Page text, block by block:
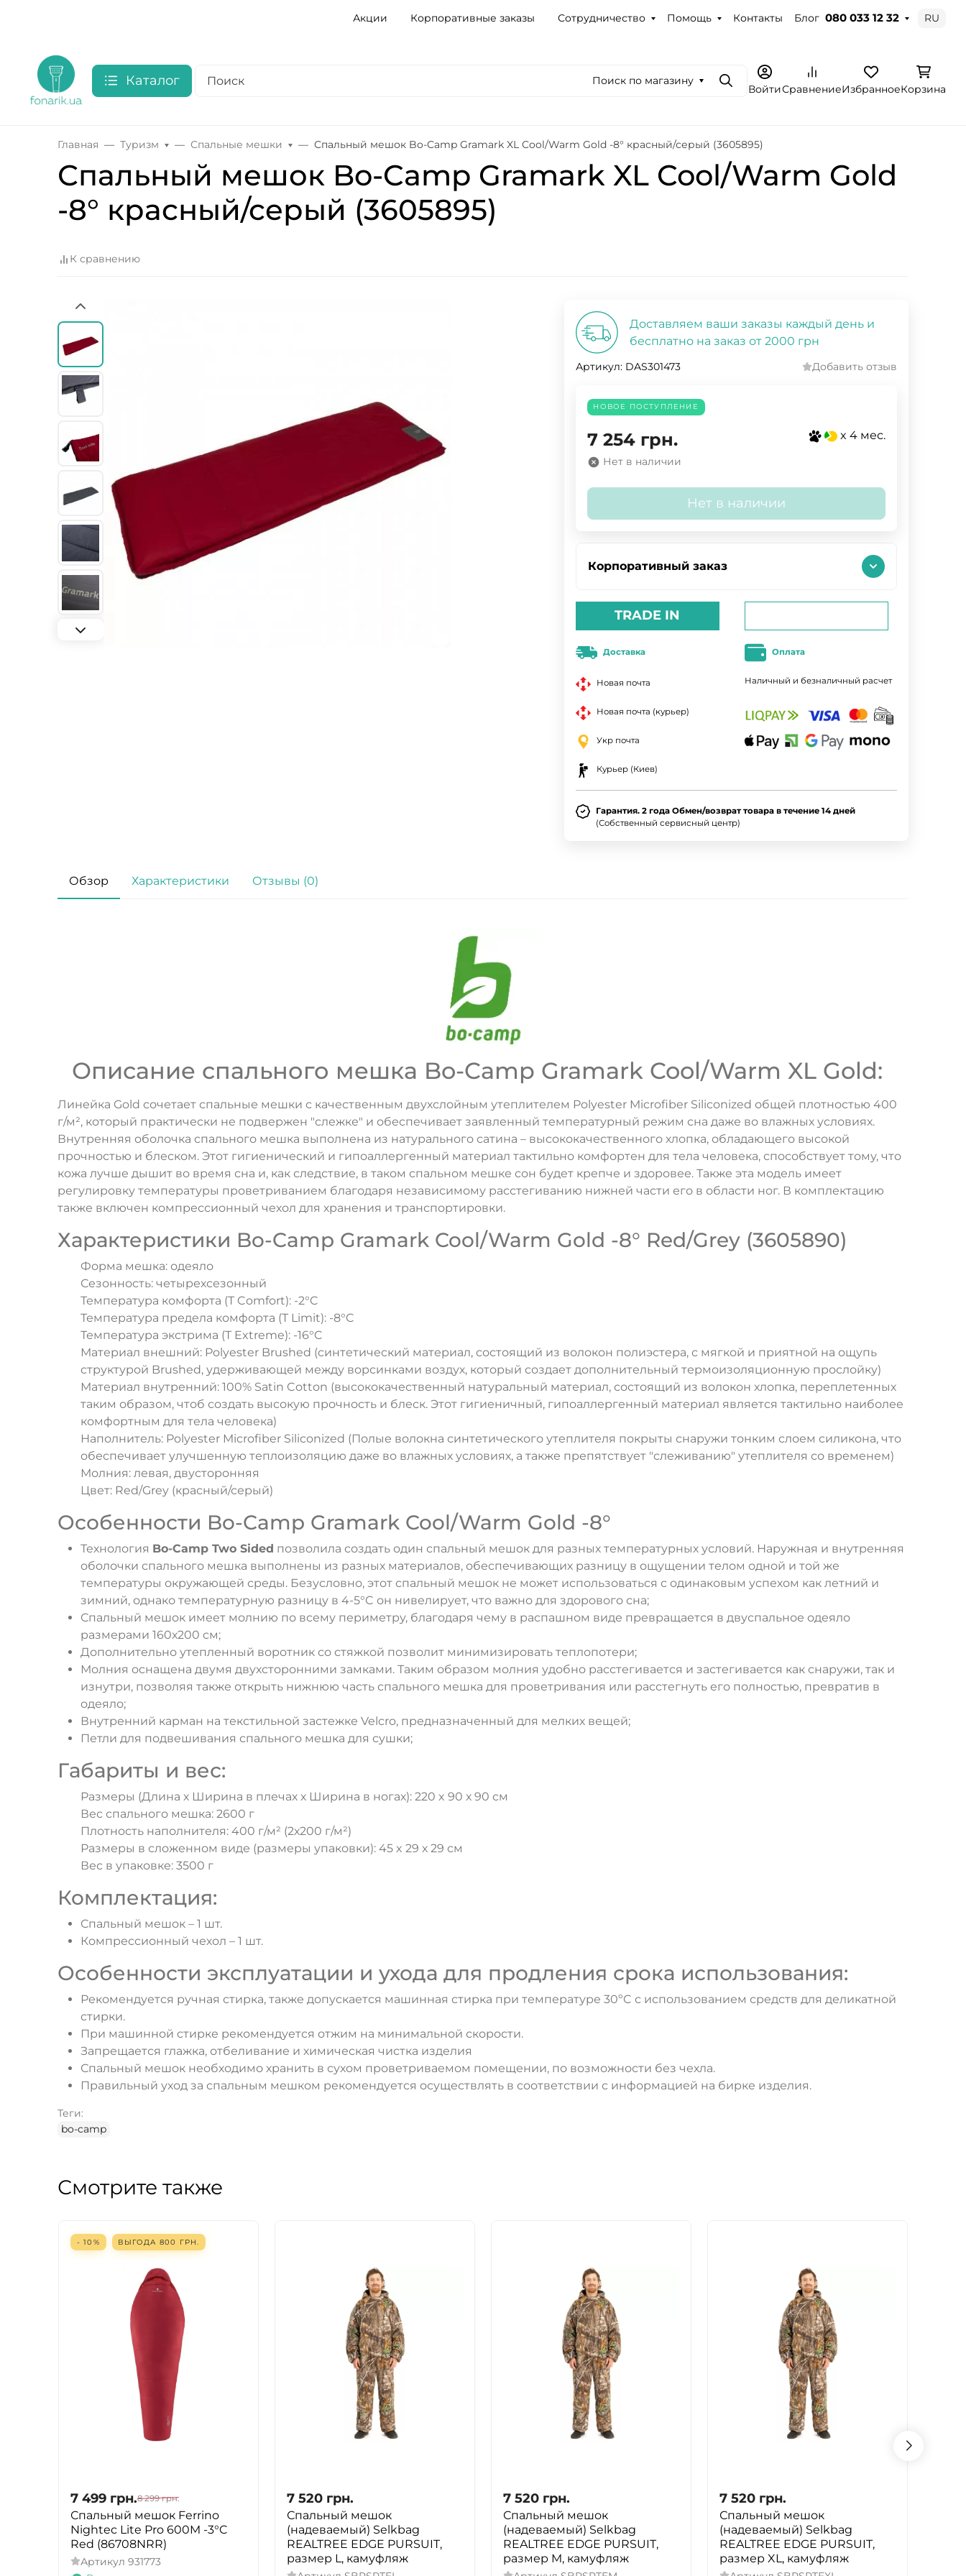
Акции Корпоративные заказы Сотрудничество Помощь Контакты Блог 080 033 12 32 RU
Каталог Поиск по магазину
ПоискВойтиСравнениеИзбранноеКорзина
Главная Туризм Спальные мешки Спальный мешок Bo-Camp Gramark XL Cool/Warm Gold -8° красный/серый (3605895)
Спальный мешок Bo-Camp Gramark XL Cool/Warm Gold
-8° красный/серый (3605895)
К сравнению
Доставляем ваши заказы каждый день и
бесплатно на заказ от 2000 грн
Артикул: DAS301473 Добавить отзыв
НОВОЕ ПОСТУПЛЕНИЕ
7 254 грн. x 4 мес.
Нет в наличии
Нет в наличии
Корпоративный заказ
TRADE IN
Доставка
Новая почта
Новая почта (курьер)
Укр почта
Курьер (Киев)
Оплата
Наличный и безналичный расчет
Гарантия. 2 года Обмен/возврат товара в течение 14 дней
(Собственный сервисный центр)
Обзор Характеристики Отзывы (0)
Описание спального мешка Bo-Camp Gramark Cool/Warm XL Gold:
Линейка Gold сочетает спальные мешки с качественным двухслойным утеплителем Polyester Microfiber Siliconized общей плотностью 400
г/м², который практически не подвержен "слежке" и обеспечивает заявленный температурный режим сна даже во влажных условиях.
Внутренняя оболочка спального мешка выполнена из натурального сатина – высококачественного хлопка, обладающего высокой
прочностью и блеском. Этот гигиенический и гипоаллергенный материал тактильно комфортен для тела человека, способствует тому, что
кожа лучше дышит во время сна и, как следствие, в таком спальном мешке сон будет крепче и здоровее. Также эта модель имеет
регулировку температуры проветриванием благодаря независимому расстегиванию нижней части его в области ног. В комплектацию
также включен компрессионный чехол для хранения и транспортировки.
Характеристики Bo-Camp Gramark Cool/Warm Gold -8° Red/Grey (3605890)
Форма мешка: одеяло
Сезонность: четырехсезонный
Температура комфорта (T Comfort): -2°C
Температура предела комфорта (T Limit): -8°C
Температура экстрима (T Extreme): -16°C
Материал внешний: Polyester Brushed (синтетический материал, состоящий из волокон полиэстера, с мягкой и приятной на ощупь
структурой Brushed, удерживающей между ворсинками воздух, который создает дополнительный термоизоляционную прослойку)
Материал внутренний: 100% Satin Cotton (высококачественный натуральный материал, состоящий из волокон хлопка, переплетенных
таким образом, чтоб создать высокую прочность и блеск. Этот гигиеничный, гипоаллергенный материал является тактильно наиболее
комфортным для тела человека)
Наполнитель: Polyester Microfiber Siliconized (Полые волокна синтетического утеплителя покрыты снаружи тонким слоем силикона, что
обеспечивает улучшенную теплоизоляцию даже во влажных условиях, а также препятствует "слеживанию" утеплителя со временем)
Молния: левая, двусторонняя
Цвет: Red/Grey (красный/серый)
Особенности Bo-Camp Gramark Cool/Warm Gold -8°
Технология Bo-Camp Two Sided позволила создать один спальный мешок для разных температурных условий. Наружная и внутренняя
оболочки спального мешка выполнены из разных материалов, обеспечивающих разницу в ощущении телом одной и той же
температуры окружающей среды. Безусловно, этот спальный мешок не может использоваться с одинаковым успехом как летний и
зимний, однако температурную разницу в 4-5°C он нивелирует, что важно для здорового сна;
Спальный мешок имеет молнию по всему периметру, благодаря чему в распашном виде превращается в двуспальное одеяло
размерами 160х200 см;
Дополнительно утепленный воротник со стяжкой позволит минимизировать теплопотери;
Молния оснащена двумя двухсторонними замками. Таким образом молния удобно расстегивается и застегивается как снаружи, так и
изнутри, позволяя также открыть нижнюю часть спального мешка для проветривания или расстегнуть его полностью, превратив в
одеяло;
Внутренний карман на текстильной застежке Velcro, предназначенный для мелких вещей;
Петли для подвешивания спального мешка для сушки;
Габариты и вес:
Размеры (Длина х Ширина в плечах х Ширина в ногах): 220 x 90 х 90 см
Вес спального мешка: 2600 г
Плотность наполнителя: 400 г/м² (2х200 г/м²)
Размеры в сложенном виде (размеры упаковки): 45 x 29 х 29 см
Вес в упаковке: 3500 г
Комплектация:
Спальный мешок – 1 шт.
Компрессионный чехол – 1 шт.
Особенности эксплуатации и ухода для продления срока использования:
Рекомендуется ручная стирка, также допускается машинная стирка при температуре 30ºC с использованием средств для деликатной
стирки.
При машинной стирке рекомендуется отжим на минимальной скорости.
Запрещается глажка, отбеливание и химическая чистка изделия
Спальный мешок необходимо хранить в сухом проветриваемом помещении, по возможности без чехла.
Правильный уход за спальным мешком рекомендуется осуществлять в соответствии с информацией на бирке изделия.
Теги:
bo-camp
Смотрите также
- 10% ВЫГОДА 800 ГРН.
7 499 грн.8 299 грн.
Спальный мешок Ferrino
Nightec Lite Pro 600M -3°C
Red (86708NRR)
Артикул 931773
7 520 грн.
Спальный мешок
(надеваемый) Selkbag
REALTREE EDGE PURSUIT,
размер L, камуфляж
7 520 грн.
Спальный мешок
(надеваемый) Selkbag
REALTREE EDGE PURSUIT,
размер M, камуфляж
7 520 грн.
Спальный мешок
(надеваемый) Selkbag
REALTREE EDGE PURSUIT,
размер XL, камуфляж